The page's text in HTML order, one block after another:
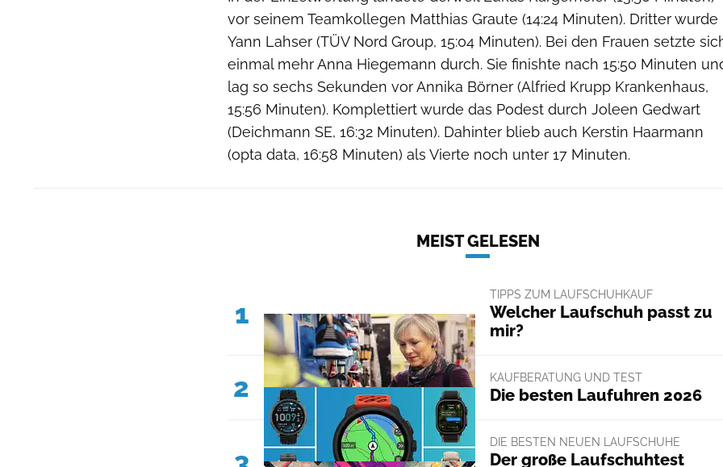
vor seinem Teamkollegen Matthias Graute (14:24 Minuten). Dritter wurde
Yann Lahser (TÜV Nord Group, 15:04 Minuten). Bei den Frauen setzte
einmal mehr Anna Hiegemann durch. Sie finishte nach 15:50 Minuten
lag so sechs Sekunden vor Annika Börner (Alfried Krupp Krankenhaus,
15:56 Minuten). Komplettiert wurde das Podest durch Joleen Gedwart
(Deichmann SE, 16:32 Minuten). Dahinter blieb auch Kerstin Haarmann
(opta data, 16:58 Minuten) als Vierte noch unter 17 Minuten.
MEIST GELESEN
1
TIPPS ZUM LAUFSCHUHKAUF
Welcher Laufschuh passt zu
mir?
2 KAUFBERATUNG UND TEST
Die besten Laufuhren 2026
DIE BESTEN NEUEN LAUFSCHUHE
Der große Laufschuhtest